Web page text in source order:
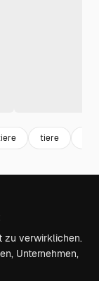
tiere
zu verwirklichen.
Unternehmen,